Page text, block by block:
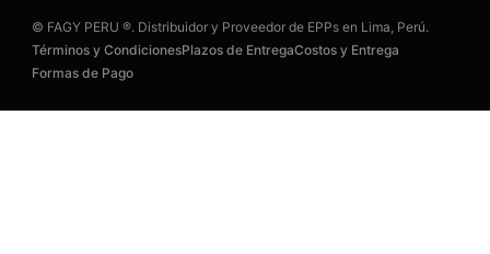
© FAGY PERU ®. Distribuidor y Proveedor de EPPs en Lima, Perú.
Términos y CondicionesPlazos de EntregaCostos y Entrega
Formas de Pago